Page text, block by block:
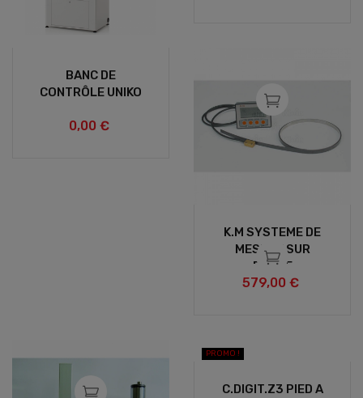
BANC DE
CONTRÔLE UNIKO
0,00 €
K.M SYSTEME DE
MESURE SUR
BANDE
MAGNETIQUE
579,00 €
PROMO !
C.DIGIT.Z3 PIED A